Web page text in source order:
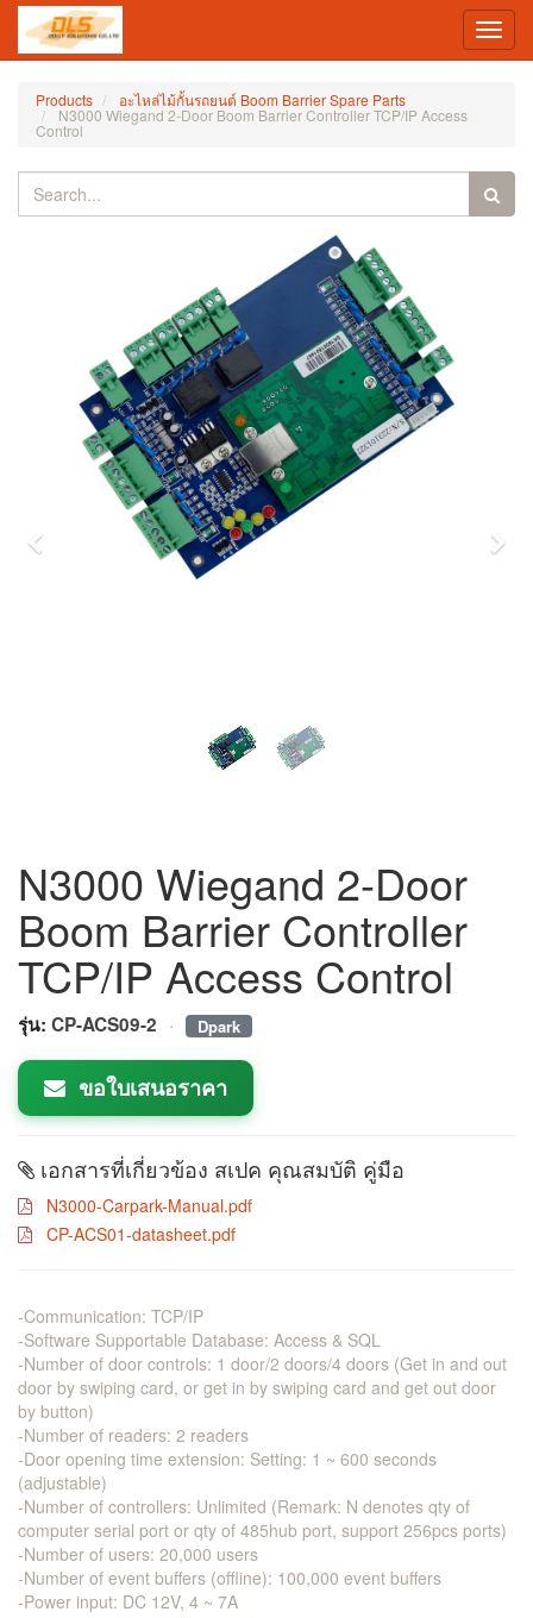
Products อะไหล่ไม้กั้นรถยนต์ Boom Barrier Spare Parts
N3000 Wiegand 2-Door Boom Barrier Controller TCP/IP Access
Control
N3000 Wiegand 2-Door
Boom Barrier Controller
TCP/IP Access Control
รุ่น: CP-ACS09-2 · Dpark
ขอใบเสนอราคา
เอกสารที่เกี่ยวข้อง สเปค คุณสมบัติ คู่มือ
N3000-Carpark-Manual.pdf
CP-ACS01-datasheet.pdf
-Communication: TCP/IP
-Software Supportable Database: Access & SQL
-Number of door controls: 1 door/2 doors/4 doors (Get in and out
door by swiping card, or get in by swiping card and get out door
by button)
-Number of readers: 2 readers
-Door opening time extension: Setting: 1 ~ 600 seconds
(adjustable)
-Number of controllers: Unlimited (Remark: N denotes qty of
computer serial port or qty of 485hub port, support 256pcs ports)
-Number of users: 20,000 users
-Number of event buffers (offline): 100,000 event buffers
-Power input: DC 12V, 4 ~ 7A